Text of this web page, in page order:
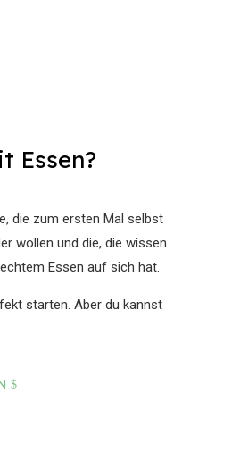
Essen?
die zum ersten Mal selbst
wollen und die, die wissen
Essen auf sich hat.
starten. Aber du kannst